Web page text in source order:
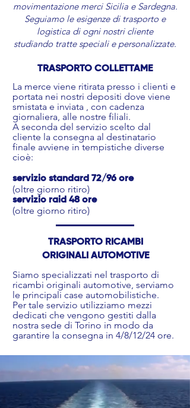
movimentazione merci Sicilia e Sardegna.
Seguiamo le esigenze di trasporto e
logistica di ogni nostri cliente
studiando tratte speciali e personalizzate.​
TRASPORTO COLLETTAME
La merce viene ritirata presso i clienti e
portata nei nostri depositi dove viene
smistata e inviata , con cadenza
giornaliera, alle nostre filiali.
A seconda del servizio scelto dal
cliente la consegna al destinatario
finale avviene in tempistiche diverse
cioè:
servizio standard 72/96 ore
(oltre giorno ritiro)
servizio raid 48 ore
(oltre giorno ritiro)
TRASPORTO RICAMBI
ORIGINALI AUTOMOTIVE
Siamo specializzati nel trasporto di
ricambi originali automotive, serviamo
le principali case automobilistiche.
Per tale servizio utilizziamo mezzi
dedicati che vengono gestiti dalla
nostra sede di Torino in modo da
garantire la consegna in 4/8/12/24 ore.